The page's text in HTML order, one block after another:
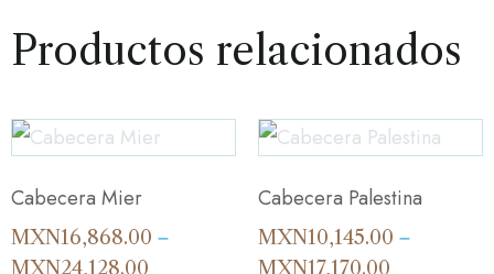
Productos relacionados
Cabecera Mier
MXN16,868.00 –
MXN24,128.00
Cabecera Palestina
MXN10,145.00 –
MXN17,170.00